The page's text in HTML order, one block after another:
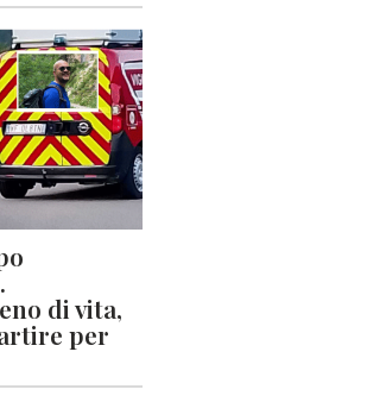
di vita,
per